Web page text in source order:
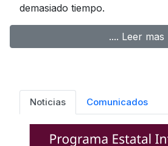
demasiado tiempo.
.... Leer mas
Noticias Comunicados